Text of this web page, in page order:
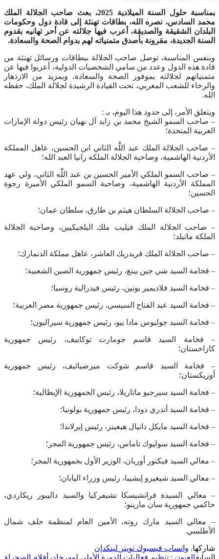
بمناسبة حلول السنة الميلادية 2025، بعث صاحب الجلالة الملك
محمد السادس، نصره الله، بطاقات تهنئة إلى قادة دول وحكومات
البلدان الشقيقة والصديقة، أعرب فيها جلالته عن أحر تهانيه بقدوم
السنة الجديدة، مقرونة بأصدق متمنياته لهم بدوام الصحة والسعادة.
وبنفس المناسبة، توصل صاحب الجلالة ببطاقات ورسائل تهنئة من
قادة هذه الدول وعدد من سامي الشخصيات الدولية، أعربوا فيها عن
متمنياتهم لجلالته بموفور الصحة والسعادة، وبمزيد من الازدهار
والرخاء للشعب المغربي، تحت القيادة الرشيدة لجلالة الملك، حفظه
الله.
ويتعلق الأمر، إلى حدود هذا اليوم، بـ :
– صاحب السمو الشيخ محمد بن زايد آل نهيان رئيس دولة الإمارات
العربية المتحدة؛
– صاحب الجلالة الملك عبد اللّٰه الثاني ابن الحسين، عاهل المملكة
الأردنية الهاشمية، وصاحبة الجلالة الملكة رانيا العبد الله؛
– صاحب السمو الملكي الأمير الحسين بن عبد اللّٰه الثاني، ولي عهد
المملكة الأردنية الهاشمية، وصاحبة السمو الملكي الأميرة رجوة
الحسين؛
– صاحب الجلالة السلطان هيثم بن طارق، سلطان عمان؛
– صاحب الجلالة الملك فيليب ملك البلجيكيين، وصاحبة الجلالة
الملكة ماتيلد؛
– صاحب الجلالة الملك فريدريك العاشر، عاهل مملكة الدنمارك؛
– فخامة السيد شي جين بينغ، رئيس جمهورية الصين الشعبية؛
– فخامة السيد فلاديمير بوتين، رئيس فيدرالية روسيا؛
– فخامة السيد عبد الفتاح السيسي، رئيس جمهورية مصر العربية؛
– فخامة السيد جوليوس مادا بيو، رئيس جمهورية سيراليون؛
– فخامة السيد قاسم جومارت توكاييف، رئيس جمهورية
كازاخستان؛
– فخامة السيد قاسم شوكت ميرضيائيف، رئيس جمهورية
أوزيكستان؛
– فخامة السيد سيرجيو ماتاريلا، رئيس الجمهورية الإيطالية؛
– فخامة السيد أندري دودا، رئيس جمهورية بولونيا؛
– فخامة السيد مايكل دانيال هيغينز، رئيس إيرلاندا؛
– فخامة السيد سوليوك تاماس، رئيس جمهورية المجر؛
– معالي السيد فيكتور أوربان، الوزير الأول بجمهورية المجر؛
– معالي السيد شيغيرو إيشيبا، رئيس وزراء اليابان؛
– معالي السيدة فرانشيسكا تشيفركيا والسيد داليبور ريكاردي،
حاكمي جمهورية سان مارينو؛
– معالي السيد مارك روته، الأمين العام لمنظمة حلف شمال
الأطلسي.
شاركها. واتساب فيسبوك تويتر لينكدإن
السابق العيون : تنظيم فعاليات الدورة الأولى لمهرجان أفلام الصحراء